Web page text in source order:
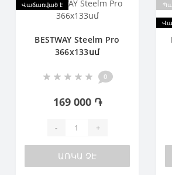
Վաճառված է
BESTWAY Steelm Pro
366х133սմ
0
169 000 ֏
- +
ԱՌԿԱ ՉԷ